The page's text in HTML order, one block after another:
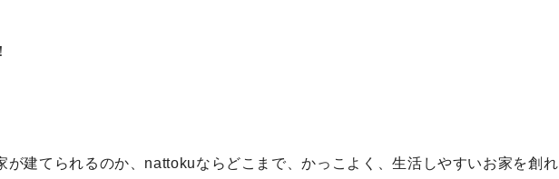
が建てられるのか、nattokuならどこまで、かっこよく、生活しやすいお家を創れ